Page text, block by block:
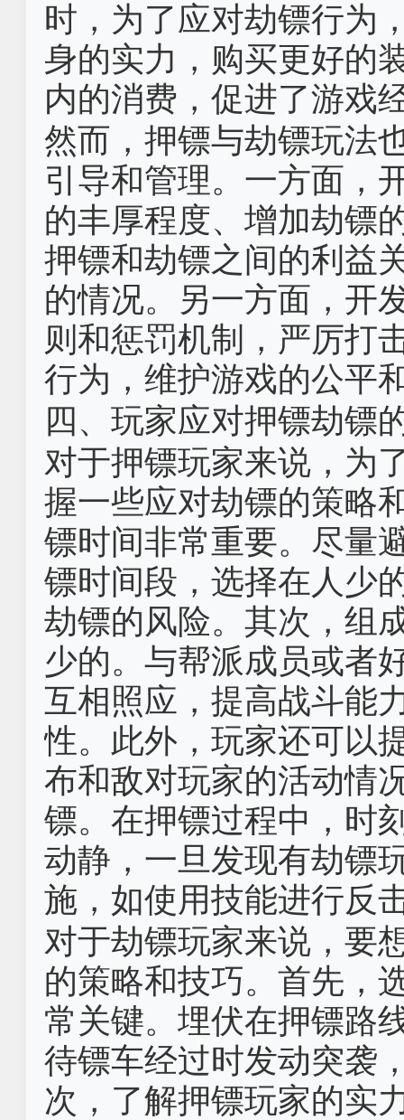
时，为了应对劫镖行为
身的实力，购买更好的
内的消费，促进了游戏
然而，押镖与劫镖玩法
引导和管理。一方面，
的丰厚程度、增加劫镖
押镖和劫镖之间的利益
的情况。另一方面，开
则和惩罚机制，严厉打
行为，维护游戏的公平
四、玩家应对押镖劫镖
对于押镖玩家来说，为
握一些应对劫镖的策略
镖时间非常重要。尽量
镖时间段，选择在人少
劫镖的风险。其次，组
少的。与帮派成员或者
互相照应，提高战斗能
性。此外，玩家还可以
布和敌对玩家的活动情
镖。在押镖过程中，时
动静，一旦发现有劫镖
施，如使用技能进行反
对于劫镖玩家来说，要
的策略和技巧。首先，
常关键。埋伏在押镖路
待镖车经过时发动突袭
次，了解押镖玩家的实